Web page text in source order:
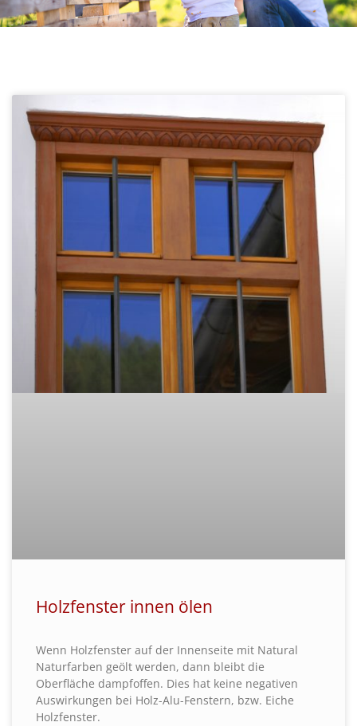
Holzfenster innen ölen
Wenn Holzfenster auf der Innenseite mit Natural
Naturfarben geölt werden, dann bleibt die
Oberfläche dampfoffen. Dies hat keine negativen
Auswirkungen bei Holz-Alu-Fenstern, bzw. Eiche
Holzfenster.